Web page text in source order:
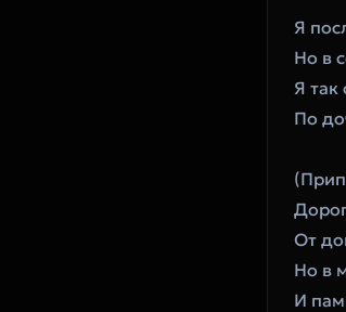
‎Я
‎Но в
‎Я так
‎По
‎От
‎Но в
‎И